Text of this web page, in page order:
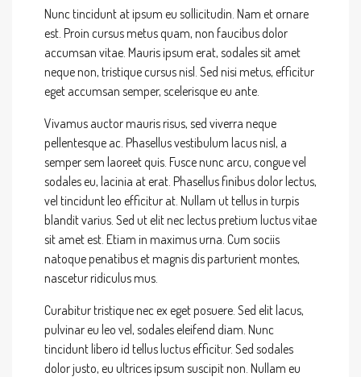
Nunc tincidunt at ipsum eu sollicitudin. Nam et ornare
est. Proin cursus metus quam, non faucibus dolor
accumsan vitae. Mauris ipsum erat, sodales sit amet
neque non, tristique cursus nisl. Sed nisi metus, efficitur
eget accumsan semper, scelerisque eu ante.
Vivamus auctor mauris risus, sed viverra neque
pellentesque ac. Phasellus vestibulum lacus nisl, a
semper sem laoreet quis. Fusce nunc arcu, congue vel
sodales eu, lacinia at erat. Phasellus finibus dolor lectus,
vel tincidunt leo efficitur at. Nullam ut tellus in turpis
blandit varius. Sed ut elit nec lectus pretium luctus vitae
sit amet est. Etiam in maximus urna. Cum sociis
natoque penatibus et magnis dis parturient montes,
nascetur ridiculus mus.
Curabitur tristique nec ex eget posuere. Sed elit lacus,
pulvinar eu leo vel, sodales eleifend diam. Nunc
tincidunt libero id tellus luctus efficitur. Sed sodales
dolor justo, eu ultrices ipsum suscipit non. Nullam eu